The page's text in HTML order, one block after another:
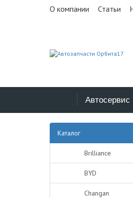
О компании Статьи
Автосервис
Каталог
Brilliance
BYD
Changan